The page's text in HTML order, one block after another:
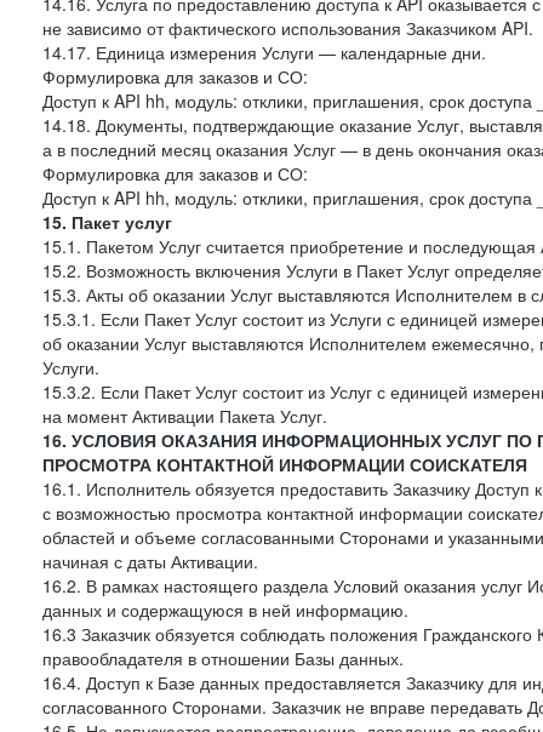
не зависимо от фактического использования Заказчиком API.
14.17. Единица измерения Услуги — календарные дни.
Формулировка для заказов и СО:
Доступ к API hh, модуль: отклики, приглашения, срок
14.18. Документы, подтверждающие оказание Услуг,
а в последний месяц оказания Услуг — в день окончания
Формулировка для заказов и СО:
Доступ к API hh, модуль: отклики, приглашения, срок
15. Пакет услуг
15.1. Пакетом Услуг считается приобретение и
15.2. Возможность включения Услуги в Пакет Услуг
15.3. Акты об оказании Услуг выставляются Исполнителем в
15.3.1. Если Пакет Услуг состоит из Услуги с единицей
об оказании Услуг выставляются Исполнителем
Услуги.
15.3.2. Если Пакет Услуг состоит из Услуг с единицей
на момент Активации Пакета Услуг.
16. УСЛОВИЯ ОКАЗАНИЯ ИНФОРМАЦИОННЫХ УСЛУГ
ПРОСМОТРА КОНТАКТНОЙ ИНФОРМАЦИИ СОИСКАТЕЛЯ
16.1. Исполнитель обязуется предоставить Заказчику
с возможностью просмотра контактной информации
областей и объеме согласованными Сторонами и
начиная с даты Активации.
16.2. В рамках настоящего раздела Условий оказания услуг
данных и содержащуюся в ней информацию.
16.3 Заказчик обязуется соблюдать положения
правообладателя в отношении Базы данных.
16.4. Доступ к Базе данных предоставляется Заказчику для
согласованного Сторонами. Заказчик не вправе